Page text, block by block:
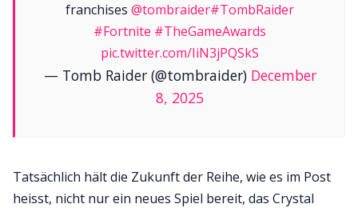
franchises @tombraider#TombRaider
#Fortnite #TheGameAwards
pic.twitter.com/IiN3jPQSkS
— Tomb Raider (@tombraider) December
8, 2025
Tatsächlich hält die Zukunft der Reihe, wie es im Post
heisst, nicht nur ein neues Spiel bereit, das Crystal